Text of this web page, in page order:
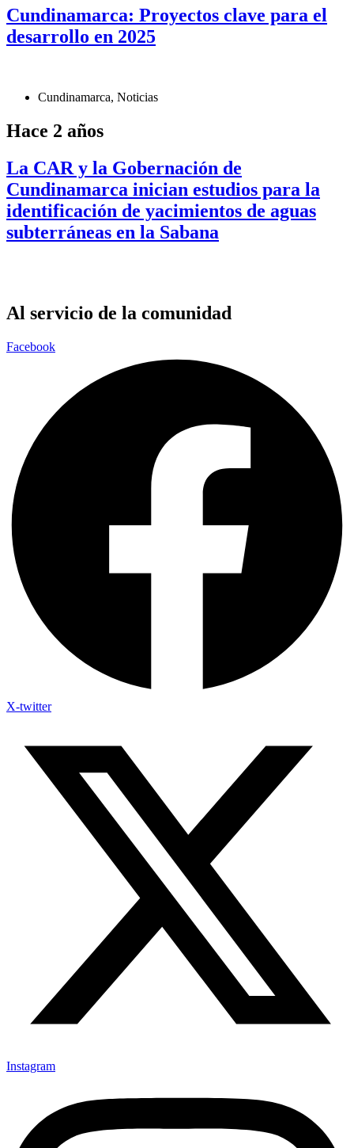
Cundinamarca: Proyectos clave para el
desarrollo en 2025
Cundinamarca, Noticias
Hace 2 años
La CAR y la Gobernación de
Cundinamarca inician estudios para la
identificación de yacimientos de aguas
subterráneas en la Sabana
Al servicio de la comunidad
Facebook
X-twitter
Instagram